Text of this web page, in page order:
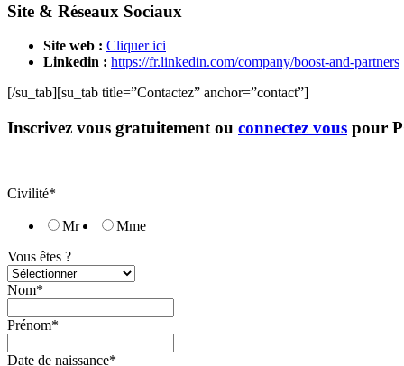
Site & Réseaux Sociaux
Site web : Cliquer ici
Linkedin : https://fr.linkedin.com/company/boost-and-partners
[/su_tab][su_tab title=”Contactez” anchor=”contact”]
Inscrivez vous gratuitement ou connectez vous pour
Civilité*
Mr
Mme
Vous êtes ?
Nom*
Prénom*
Date de naissance*